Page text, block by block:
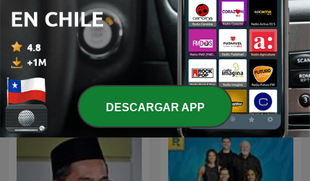
EL TEMACH -
MOTIVACIÓN para el GYM
💪🏼🏋🏻‍♀🔱 💥MODO
Ciencia y genios -
Cienciaes.com
Más podcasts internacionales de
Educación
DESCARGAR APP